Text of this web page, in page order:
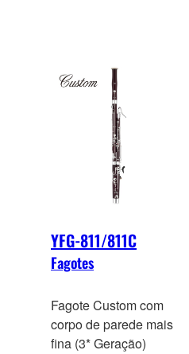
YFG-811/811C
Fagotes
Fagote Custom com
corpo de parede mais
fina (3* Geração)